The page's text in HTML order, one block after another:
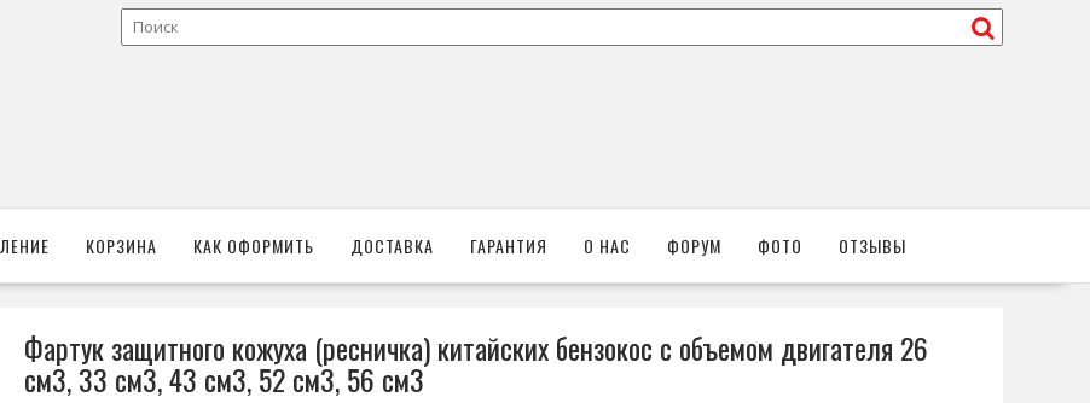
КОРЗИНА КАК ОФОРМИТЬ ДОСТАВКА ГАРАНТИЯ О НАС ФОРУМ ФОТО ОТЗЫВЫ
Фартук защитного кожуха (ресничка) китайских бензокос с объемом двигателя 26
см3, 33 см3, 43 см3, 52 см3, 56 см3